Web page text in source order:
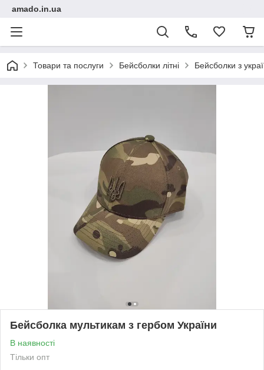
amado.in.ua
Товари та послуги Бейсболки літні Бейсболки з
Бейсболка мультикам з гербом України
В наявності
Тільки опт